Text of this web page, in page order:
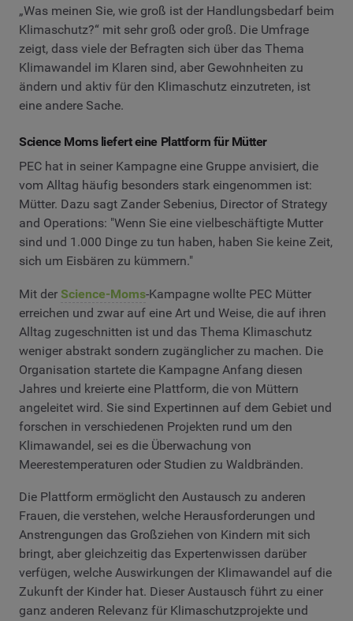
„Was meinen Sie, wie groß ist der Handlungsbedarf beim
Klimaschutz?“ mit sehr groß oder groß. Die Umfrage
zeigt, dass viele der Befragten sich über das Thema
Klimawandel im Klaren sind, aber Gewohnheiten zu
ändern und aktiv für den Klimaschutz einzutreten, ist
eine andere Sache.
Science Moms liefert eine Plattform für Mütter
PEC hat in seiner Kampagne eine Gruppe anvisiert, die
vom Alltag häufig besonders stark eingenommen ist:
Mütter. Dazu sagt Zander Sebenius, Director of Strategy
and Operations: "Wenn Sie eine vielbeschäftigte Mutter
sind und 1.000 Dinge zu tun haben, haben Sie keine Zeit,
sich um Eisbären zu kümmern."
Mit der Science-Moms-Kampagne wollte PEC Mütter
erreichen und zwar auf eine Art und Weise, die auf ihren
Alltag zugeschnitten ist und das Thema Klimaschutz
weniger abstrakt sondern zugänglicher zu machen. Die
Organisation startete die Kampagne Anfang diesen
Jahres und kreierte eine Plattform, die von Müttern
angeleitet wird. Sie sind Expertinnen auf dem Gebiet und
forschen in verschiedenen Projekten rund um den
Klimawandel, sei es die Überwachung von
Meerestemperaturen oder Studien zu Waldbränden.
Die Plattform ermöglicht den Austausch zu anderen
Frauen, die verstehen, welche Herausforderungen und
Anstrengungen das Großziehen von Kindern mit sich
bringt, aber gleichzeitig das Expertenwissen darüber
verfügen, welche Auswirkungen der Klimawandel auf die
Zukunft der Kinder hat. Dieser Austausch führt zu einer
ganz anderen Relevanz für Klimaschutzprojekte und